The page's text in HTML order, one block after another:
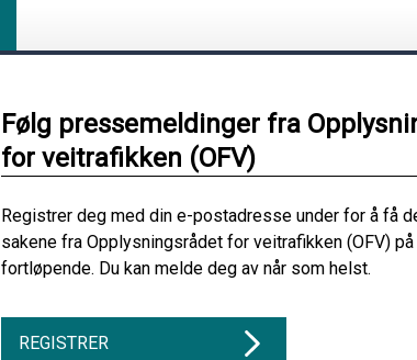
Følg pressemeldinger fra
for veitrafikken (OFV)
Registrer deg med din e-postadresse under for å få
sakene fra Opplysningsrådet for veitrafikken (OFV)
fortløpende. Du kan melde deg av når som helst.
REGISTRER